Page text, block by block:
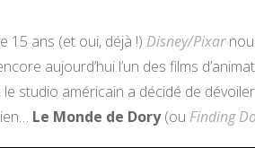
15 ans (et oui, déjà !) Disney/Pixar
aujourd’hui l’un des films
le studio américain a décidé de
Le Monde de Dory(ou Finding